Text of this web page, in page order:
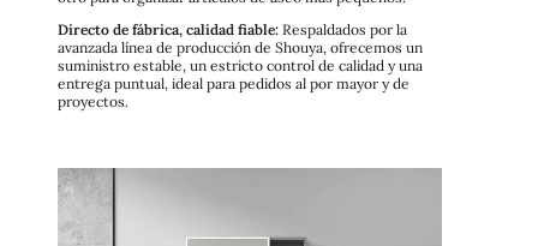
Directo de fábrica, calidad fiable: Respaldados por la
avanzada línea de producción de Shouya, ofrecemos un
suministro estable, un estricto control de calidad y una
entrega puntual, ideal para pedidos al por mayor y de
proyectos.